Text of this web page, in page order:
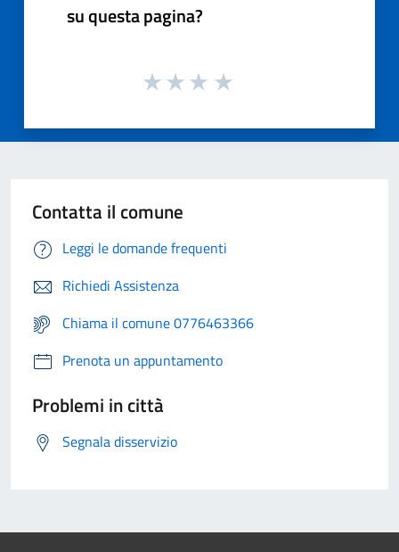
su questa pagina?
Contatta il comune
Leggi le domande frequenti
Richiedi Assistenza
Chiama il comune 0776463366
Prenota un appuntamento
Problemi in città
Segnala disservizio